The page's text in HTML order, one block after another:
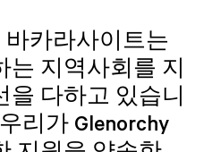
카라사이트는
지역사회를 지
을 다하고 있습니
리가 Glenorchy